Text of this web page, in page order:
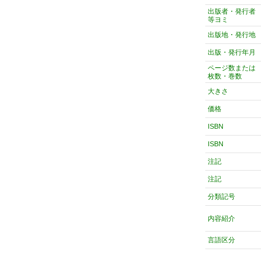
出版者・発行者
等ヨミ
出版地・発行地
出版・発行年月
ページ数または
枚数・巻数
大きさ
価格
ISBN
ISBN
注記
注記
分類記号
内容紹介
言語区分